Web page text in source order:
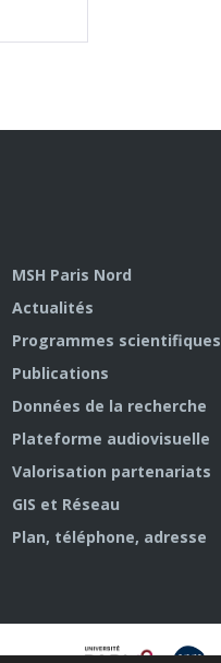
MSH Paris Nord
Actualités
Programmes scientifiques
Publications
Données de la recherche
Plateforme audiovisuelle
Valorisation partenariats
GIS et Réseau
Plan, téléphone, adresse